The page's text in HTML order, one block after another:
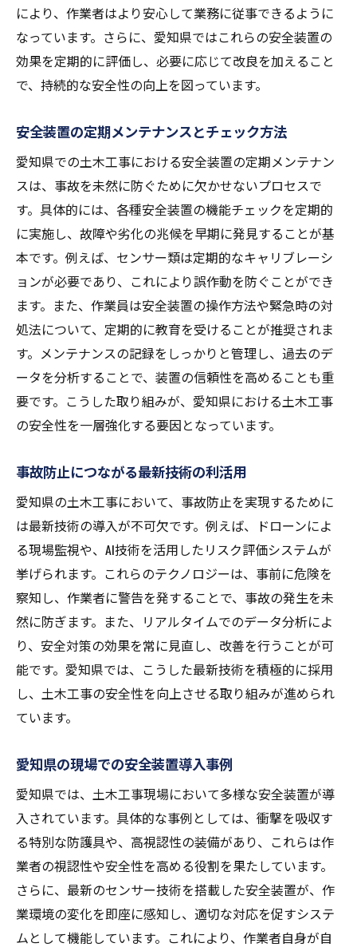
により、作業者はより安心して業務に従事できるように
なっています。さらに、愛知県ではこれらの安全装置の
効果を定期的に評価し、必要に応じて改良を加えること
で、持続的な安全性の向上を図っています。
安全装置の定期メンテナンスとチェック方法
愛知県での土木工事における安全装置の定期メンテナン
スは、事故を未然に防ぐために欠かせないプロセスで
す。具体的には、各種安全装置の機能チェックを定期的
に実施し、故障や劣化の兆候を早期に発見することが基
本です。例えば、センサー類は定期的なキャリブレーシ
ョンが必要であり、これにより誤作動を防ぐことができ
ます。また、作業員は安全装置の操作方法や緊急時の対
処法について、定期的に教育を受けることが推奨されま
す。メンテナンスの記録をしっかりと管理し、過去のデ
ータを分析することで、装置の信頼性を高めることも重
要です。こうした取り組みが、愛知県における土木工事
の安全性を一層強化する要因となっています。
事故防止につながる最新技術の利活用
愛知県の土木工事において、事故防止を実現するために
は最新技術の導入が不可欠です。例えば、ドローンによ
る現場監視や、AI技術を活用したリスク評価システムが
挙げられます。これらのテクノロジーは、事前に危険を
察知し、作業者に警告を発することで、事故の発生を未
然に防ぎます。また、リアルタイムでのデータ分析によ
り、安全対策の効果を常に見直し、改善を行うことが可
能です。愛知県では、こうした最新技術を積極的に採用
し、土木工事の安全性を向上させる取り組みが進められ
ています。
愛知県の現場での安全装置導入事例
愛知県では、土木工事現場において多様な安全装置が導
入されています。具体的な事例としては、衝撃を吸収す
る特別な防護具や、高視認性の装備があり、これらは作
業者の視認性や安全性を高める役割を果たしています。
さらに、最新のセンサー技術を搭載した安全装置が、作
業環境の変化を即座に感知し、適切な対応を促すシステ
ムとして機能しています。これにより、作業者自身が自